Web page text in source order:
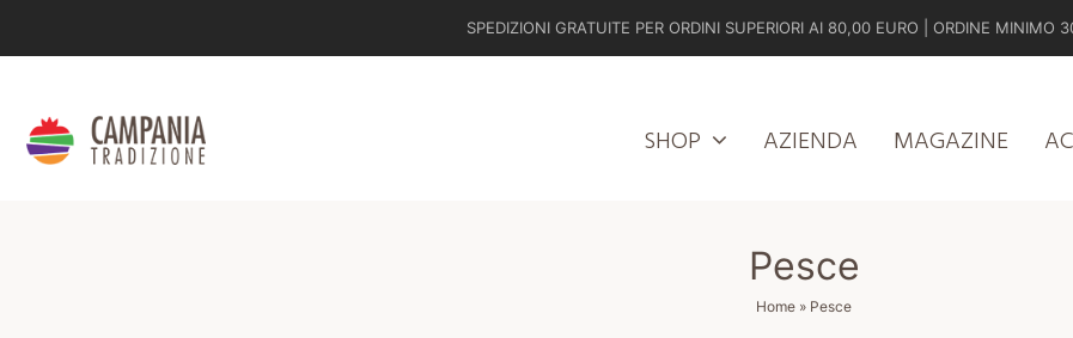
SPEDIZIONI GRATUITE PER ORDINI SUPERIORI AI 80,00 EURO | ORDINE MINIMO
SHOP AZIENDA MAGAZINE
Pesce
Home » Pesce